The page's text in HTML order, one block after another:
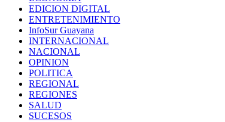
EDICION DIGITAL
ENTRETENIMIENTO
InfoSur Guayana
INTERNACIONAL
NACIONAL
OPINION
POLITICA
REGIONAL
REGIONES
SALUD
SUCESOS